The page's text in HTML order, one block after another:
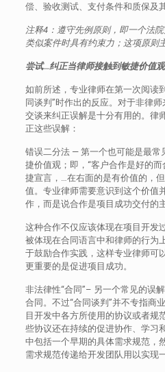
偿、验收测试、支付条件和质保及
注释4：遵守先例原则，即一个法
类似案件时具有约束力；这项原则
尝试…纠正当律师接触到敏捷价值
如前所述，专业律师在第一次阅读
同谈判”时作出的反应。对于非律
交谈来纠正误解是十分有用的。律
正这些误解：
错误二分法 — 第一个也可能是最常
捷价值观；即，“客户合作是好的
捷宣言，…在右面的是有价值的，
值。专业律师需要意识到这个价值
作，而是说合作是项目成功交付的主
这种合作不仅应该体现在项目开发
被体现在合同语言中和律师的行为
于鼓励合作实践，这样专业律师可
更重要的是促进项目成功。
非法律性“合同”– 另一个常见的误
合同。不过“合同谈判”并不专指商
目开发中各方所使用的协议或者规
些协议还在持续的促进协作、学习
中包括一个早期的具体需求规范，
需求规范传递给开发团队用以实现